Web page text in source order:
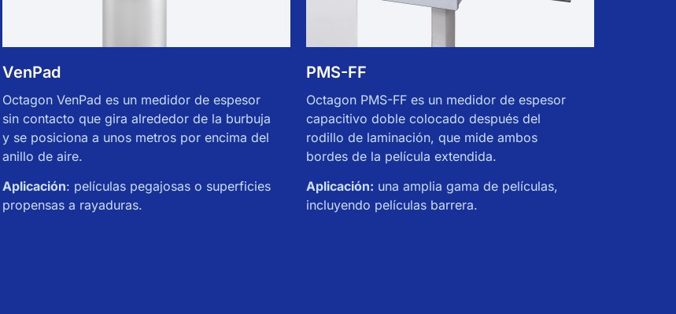
VenPad
Octagon VenPad es un medidor de espesor
sin contacto que gira alrededor de la burbuja
y se posiciona a unos metros por encima del
anillo de aire.
Aplicación: películas pegajosas o superficies
propensas a rayaduras.
PMS-FF
Octagon PMS-FF es un medidor de espesor
capacitivo doble colocado después del
rodillo de laminación, que mide ambos
bordes de la película extendida.
Aplicación: una amplia gama de películas,
incluyendo películas barrera.